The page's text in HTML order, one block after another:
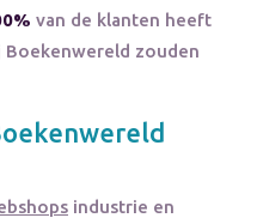
van de klanten heeft
Boekenwereld zouden
industrie en